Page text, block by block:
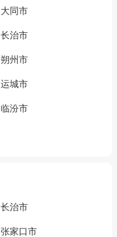
大同市
长治市
朔州市
运城市
临汾市
长治市
张家口市